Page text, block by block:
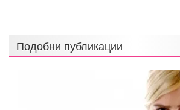
Подобни публикации